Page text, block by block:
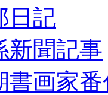
日記
新聞記事
書画家